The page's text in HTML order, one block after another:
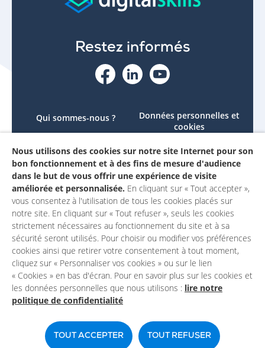
Restez informés
Qui sommes-nous ?
Le projet
Contactez-nous
Mon compte
Données personnelles et
cookies
Accessibilité : non
conforme
Mentions légales
Un site du
Nous utilisons des cookies sur notre site Internet pour son
bon fonctionnement et à des fins de mesure d'audience
dans le but de vous offrir une expérience de visite
améliorée et personnalisée. En cliquant sur « Tout accepter »,
vous consentez à l'utilisation de tous les cookies placés sur
notre site. En cliquant sur « Tout refuser », seuls les cookies
strictement nécessaires au fonctionnement du site et à sa
sécurité seront utilisés. Pour choisir ou modifier vos préférences
cookies ainsi que retirer votre consentement à tout moment,
cliquez sur « Personnaliser vos cookies » ou sur le lien
« Cookies » en bas d'écran. Pour en savoir plus sur les cookies et
les données personnelles que nous utilisons : lire notre
politique de confidentialité
TOUT ACCEPTER TOUT REFUSER